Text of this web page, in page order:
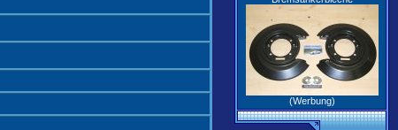
(Werbung)